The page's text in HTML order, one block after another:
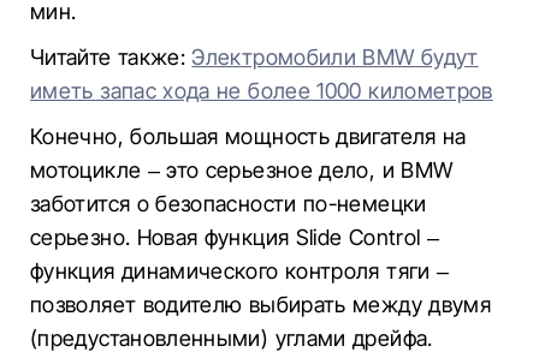
мин.
Читайте также:Электромобили BMW будут
иметь запас хода не более 1000 километров
Конечно, большая мощность двигателя на
мотоцикле – это серьезное дело, и BMW
заботится о безопасности по-немецки
серьезно. Новая функция Slide Control –
функция динамического контроля тяги –
позволяет водителю выбирать между двумя
(предустановленными) углами дрейфа.